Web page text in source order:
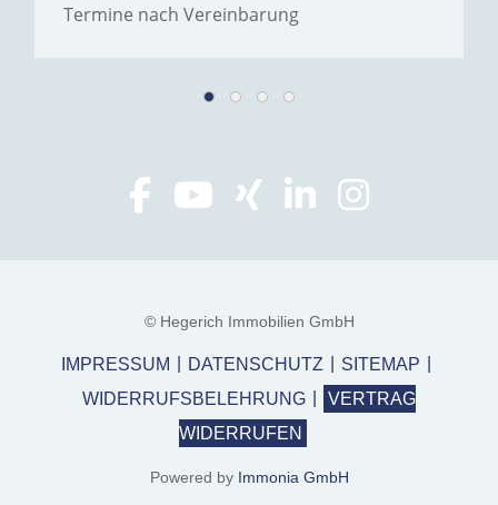
Termine nach Vereinbarung
© Hegerich Immobilien GmbH
IMPRESSUM DATENSCHUTZ
SITEMAP
WIDERRUFSBELEHRUNG
VERTRAG
WIDERRUFEN
Powered by Immonia GmbH